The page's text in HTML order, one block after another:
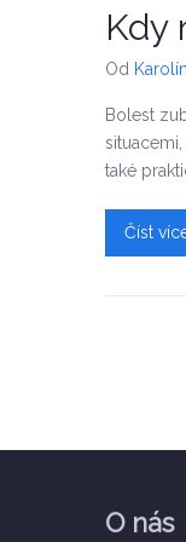
Kdy
Od
Bolest
také
Číst
O nás